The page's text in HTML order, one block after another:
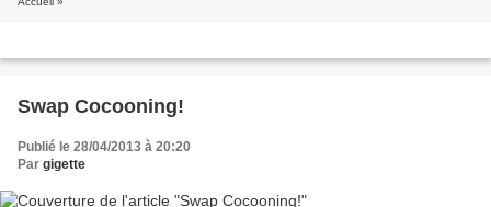
Swap Cocooning!
Publié le 28/04/2013 à 20:20
Par gigette